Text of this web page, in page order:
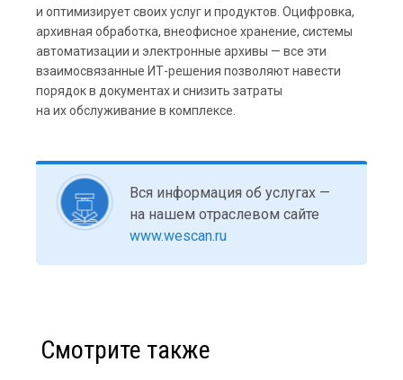
и оптимизирует своих услуг и продуктов. Оцифровка,
архивная обработка, внеофисное хранение, системы
автоматизации и электронные архивы — все эти
взаимосвязанные ИТ-решения позволяют навести
порядок в документах и снизить затраты
на их обслуживание в комплексе.
Вся информация об услугах —
на нашем отраслевом сайте
www.wescan.ru
Смотрите также